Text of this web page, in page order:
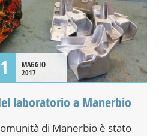
MAGGIO
2017
laboratorio a Manerbio
di Manerbio è stato